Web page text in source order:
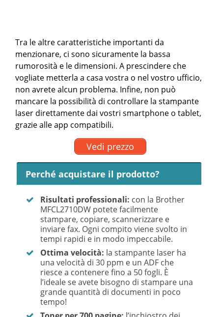
Tra le altre caratteristiche importanti da
menzionare, ci sono sicuramente la bassa
rumorosità e le dimensioni. A prescindere che
vogliate metterla a casa vostra o nel vostro ufficio,
non avrete alcun problema. Infine, non può
mancare la possibilità di controllare la stampante
laser direttamente dai vostri smartphone o tablet,
grazie alle app compatibili.
Vedi prezzo
Perché acquistare il prodotto?
Risultati professionali: con la Brother
MFCL2710DW potete facilmente
stampare, copiare, scannerizzare e
inviare fax. Ogni compito viene svolto in
tempi rapidi e in modo impeccabile.
Ottima velocità: la stampante laser ha
una velocità di 30 ppm e un ADF che
riesce a contenere fino a 50 fogli. È
l’ideale se avete bisogno di stampare una
grande quantità di documenti in poco
tempo!